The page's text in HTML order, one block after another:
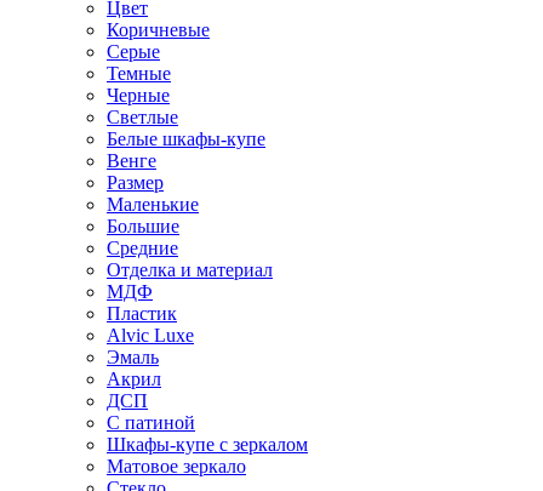
Цвет
Коричневые
Серые
Темные
Черные
Светлые
Белые шкафы-купе
Венге
Размер
Маленькие
Большие
Средние
Отделка и материал
МДФ
Пластик
Alvic Luxe
Эмаль
Акрил
ДСП
С патиной
Шкафы-купе с зеркалом
Матовое зеркало